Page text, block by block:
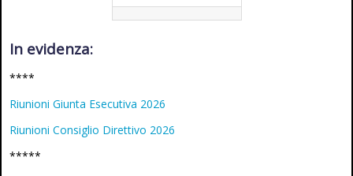
In evidenza:
****
Riunioni Giunta Esecutiva 2026
Riunioni Consiglio Direttivo 2026
*****